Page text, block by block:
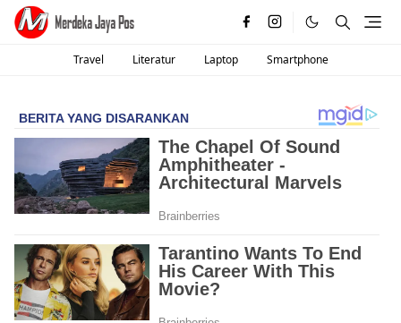
Travel Literatur Laptop Smartphone